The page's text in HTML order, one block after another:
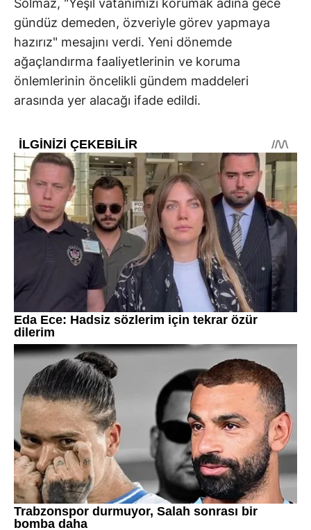
Solmaz, "Yeşil vatanımızı korumak adına gece
gündüz demeden, özveriyle görev yapmaya
hazırız" mesajını verdi. Yeni dönemde
ağaçlandırma faaliyetlerinin ve koruma
önlemlerinin öncelikli gündem maddeleri
arasında yer alacağı ifade edildi.